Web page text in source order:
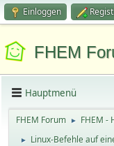
Einloggen
FHEM
Hauptmenü
FHEM Forum ► FHEM -
► Linux-Befehle auf